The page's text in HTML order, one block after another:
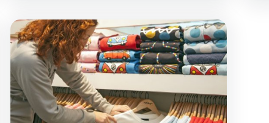
Carte des commerces de la Bastide